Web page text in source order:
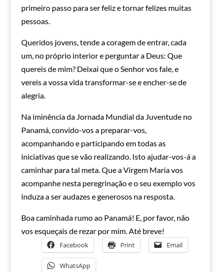
primeiro passo para ser feliz e tornar felizes muitas
pessoas.
Queridos jovens, tende a coragem de entrar, cada
um, no próprio interior e perguntar a Deus: Que
quereis de mim? Deixai que o Senhor vos fale, e
vereis a vossa vida transformar-se e encher-se de
alegria.
Na iminência da Jornada Mundial da Juventude no
Panamá, convido-vos a preparar-vos,
acompanhando e participando em todas as
iniciativas que se vão realizando. Isto ajudar-vos-á a
caminhar para tal meta. Que a Virgem Maria vos
acompanhe nesta peregrinação e o seu exemplo vos
induza a ser audazes e generosos na resposta.
Boa caminhada rumo ao Panamá! E, por favor, não
vos esqueçais de rezar por mim. Até breve!
Facebook Print Email
WhatsApp